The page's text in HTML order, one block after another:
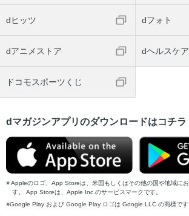
dヒッツ dフォト
dアニメストア dヘルスケア
ドコモスポーツくじ
dマガジンアプリのダウンロードはコチラ
Appleのロゴ、App Storeは、米国もしくはその他の国や地域に
す。 App Storeは、Apple Inc.のサービスマークです。
Google Play および Google Play ロゴは Google LLC の商標です